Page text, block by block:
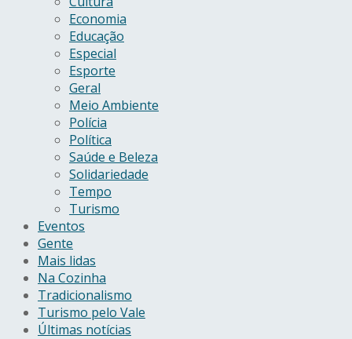
Economia
Educação
Especial
Esporte
Geral
Meio Ambiente
Polícia
Política
Saúde e Beleza
Solidariedade
Tempo
Turismo
Eventos
Gente
Mais lidas
Na Cozinha
Tradicionalismo
Turismo pelo Vale
Últimas notícias